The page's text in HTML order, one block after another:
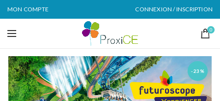
MON COMPTE CONNEXION / INSCRIPTION
0
-23%